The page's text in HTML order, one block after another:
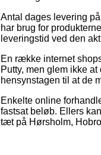
Antal dages levering
har brug for
leveringstid ved den
En række internet
Putty, men glem ikke
hensynstagen til at de
Enkelte online
fastsat beløb. Ellers
tæt på Hørsholm,